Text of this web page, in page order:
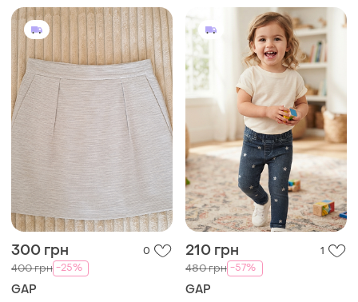
300 грн 0
400 грн -25%
GAP
210 грн 1
480 грн -57%
GAP